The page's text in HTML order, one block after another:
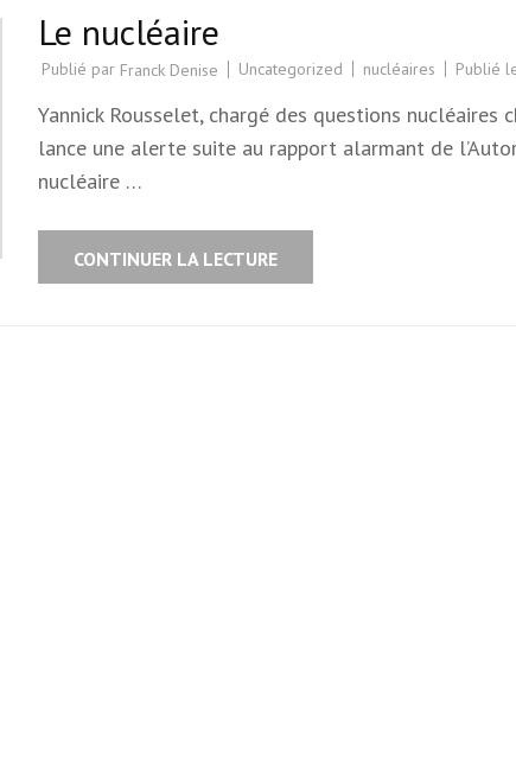
Le nucléaire
Publié par Franck Denise Uncategorized nucléaires Publié
Yannick Rousselet, chargé des questions nucléaires
lance une alerte suite au rapport alarmant de
nucléaire …
CONTINUER LA LECTURE